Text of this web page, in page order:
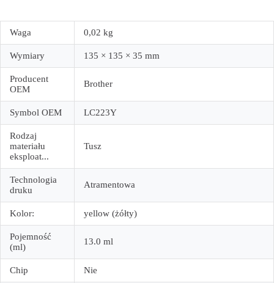
Waga 0,02 kg
Wymiary 135 × 135 × 35 mm
Producent
OEM
Brother
Symbol OEM LC223Y
Rodzaj
materiału
eksploat...
Tusz
Technologia
druku
Atramentowa
Kolor: yellow (żółty)
Pojemność
(ml)
13.0 ml
Chip Nie